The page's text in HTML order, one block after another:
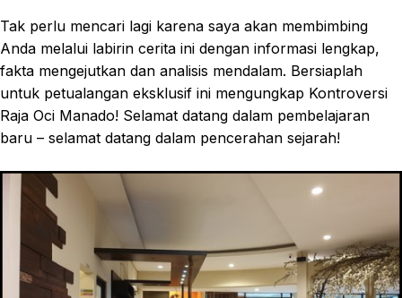
Tak perlu mencari lagi karena saya akan membimbing
Anda melalui labirin cerita ini dengan informasi lengkap,
fakta mengejutkan dan analisis mendalam. Bersiaplah
untuk petualangan eksklusif ini mengungkap Kontroversi
Raja Oci Manado! Selamat datang dalam pembelajaran
baru – selamat datang dalam pencerahan sejarah!